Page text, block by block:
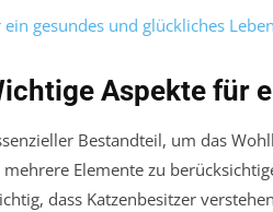
gesundes und glückliches
Aspekte für
Bestandteil, um das
Elemente zu
dass Katzenbesitzer